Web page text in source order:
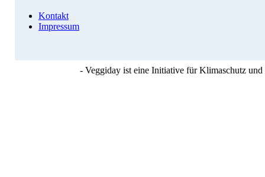
Kontakt
Impressum
- Veggiday ist eine Initiative für Klimaschutz